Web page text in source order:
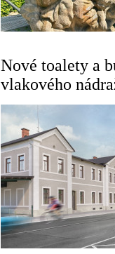
Nové toalety a
vlakového